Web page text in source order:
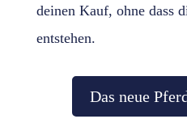
deinen Kauf, ohne dass
entstehen.
Das neue